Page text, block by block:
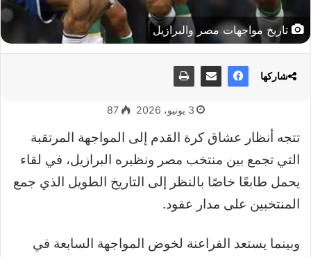
تاريخ مواجهات مصر والبرازيل
3 يونيو، 2026 87
تتجه أنظار عشاق كرة القدم إلى المواجهة المرتقبة
التي تجمع بين منتخب مصر ونظيره البرازيل، في لقاء
يحمل طابعًا خاصًا بالنظر إلى التاريخ الطويل الذي جمع
المنتخبين على مدار عقود.
وبينما يستعد الفراعنة لخوض المواجهة السابعة في
شاركها